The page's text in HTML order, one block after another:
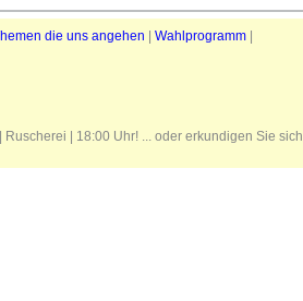
die uns angehen Wahlprogramm
| 18:00 Uhr! ... oder erkundigen Sie sich